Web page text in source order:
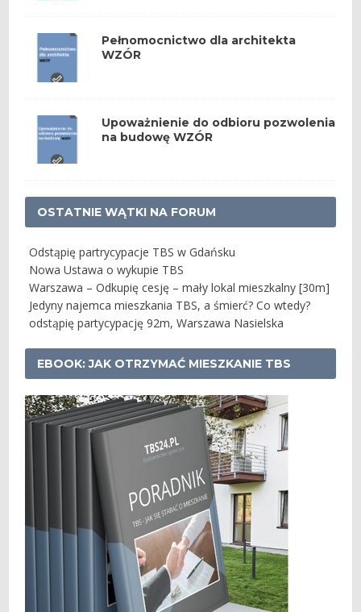
Pełnomocnictwo dla architekta
WZÓR
Upoważnienie do odbioru pozwolenia
na budowę WZÓR
OSTATNIE WĄTKI NA FORUM
Odstąpię partrycypacje TBS w Gdańsku
Nowa Ustawa o wykupie TBS
Warszawa – Odkupię cesję – mały lokal mieszkalny [30m]
Jedyny najemca mieszkania TBS, a śmierć? Co wtedy?
odstąpię partycypację 92m, Warszawa Nasielska
EBOOK: JAK OTRZYMAĆ MIESZKANIE TBS